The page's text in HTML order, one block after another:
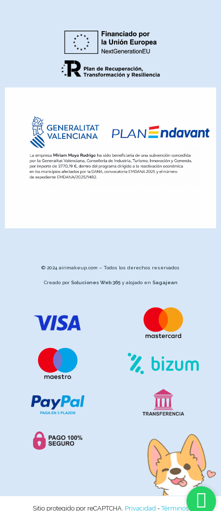
© 2024 airimakeup.com – Todos los derechos reservados
Creado por Soluciones Web 365y alojado en Sagajean
Sitio protegido por reCAPTCHA. Privacidad -Términos